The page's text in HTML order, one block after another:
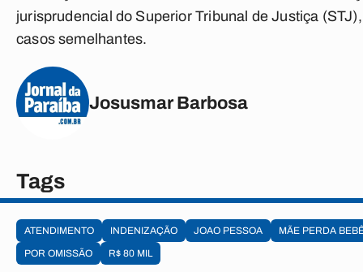
jurisprudencial do Superior Tribunal de Justiça
casos semelhantes.
Josusmar Barbosa
Tags
ATENDIMENTO INDENIZAÇÃO JOAO PESSOA
MÃE PERDA
POR OMISSÃO
R$ 80 MIL